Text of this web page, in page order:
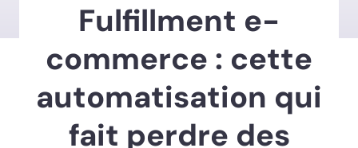
Fulfillment e-
commerce : cette
automatisation qui
fait perdre des